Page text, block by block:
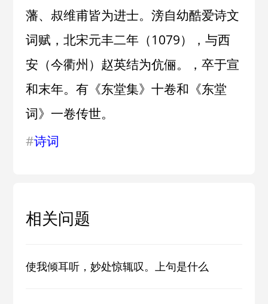
藩、叔维甫皆为进士。滂自幼酷爱诗文
词赋，北宋元丰二年（1079），与西
安（今衢州）赵英结为伉俪。，卒于宣
和末年。有《东堂集》十卷和《东堂
词》一卷传世。
#诗词
相关问题
使我倾耳听，妙处惊辄叹。上句是什么